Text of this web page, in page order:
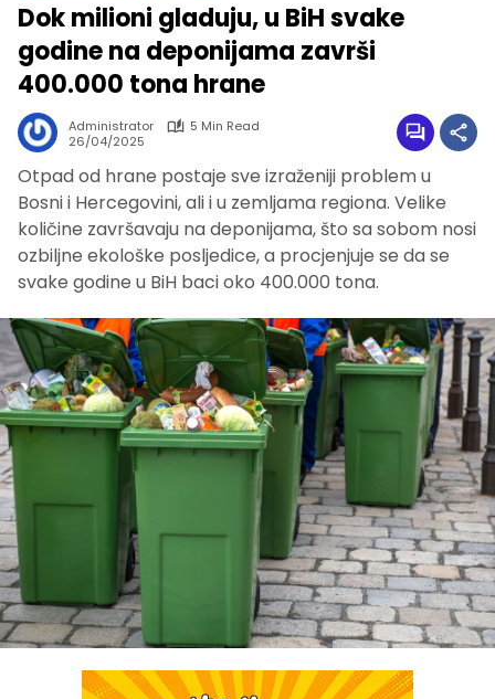
Dok milioni gladuju, u BiH svake
godine na deponijama završi
400.000 tona hrane
Administrator
5 Min Read
26/04/2025
Otpad od hrane postaje sve izraženiji problem u
Bosni i Hercegovini, ali i u zemljama regiona. Velike
količine završavaju na deponijama, što sa sobom nosi
ozbiljne ekološke posljedice, a procjenjuje se da se
svake godine u BiH baci oko 400.000 tona.